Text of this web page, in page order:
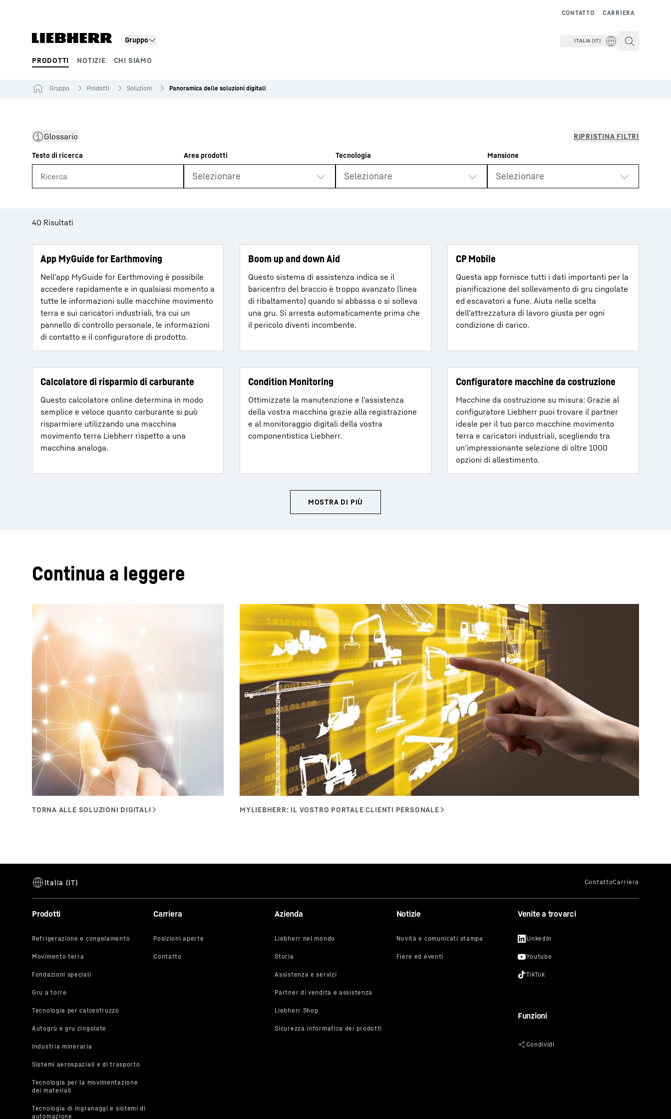
Gruppo
PRODOTTI NOTIZIE CHI SIAMO
CARRIERA
CONTATTO
ITALIA (IT)
Segmenti di prodotto
Maggiori informazioni sulla società Carriera in Liebherr
Gruppo Prodotti Soluzioni Panoramica delle soluzioni digitali
Glossario
40 Risultati
App MyGuide for Earthmoving
Nell’app MyGuide for Earthmoving è possibile
accedere rapidamente e in qualsiasi momento a
tutte le informazioni sulle macchine movimento
terra e sui caricatori industriali, tra cui un
pannello di controllo personale, le informazioni
di contatto e il configuratore di prodotto.
Boom up and down Aid
Questo sistema di assistenza indica se il
baricentro del braccio è troppo avanzato (linea
di ribaltamento) quando si abbassa o si solleva
una gru. Si arresta automaticamente prima che
il pericolo diventi incombente.
CP Mobile
Questa app fornisce tutti i dati importanti per la
pianificazione del sollevamento di gru cingolate
ed escavatori a fune. Aiuta nella scelta
dell’attrezzatura di lavoro giusta per ogni
condizione di carico.
Calcolatore di risparmio di carburante
Questo calcolatore online determina in modo
semplice e veloce quanto carburante si può
risparmiare utilizzando una macchina
movimento terra Liebherr rispetto a una
macchina analoga.
Condition Monitoring
Ottimizzate la manutenzione e l’assistenza
della vostra macchina grazie alla registrazione
e al monitoraggio digitali della vostra
componentistica Liebherr.
Configuratore macchine da costruzione
Macchine da costruzione su misura: Grazie al
configuratore Liebherr puoi trovare il partner
ideale per il tuo parco macchine movimento
terra e caricatori industriali, scegliendo tra
un’impressionante selezione di oltre 1000
opzioni di allestimento.
Continua a leggere
Prodotti Carriera Azienda Notizie Venite a trovarci
Funzioni